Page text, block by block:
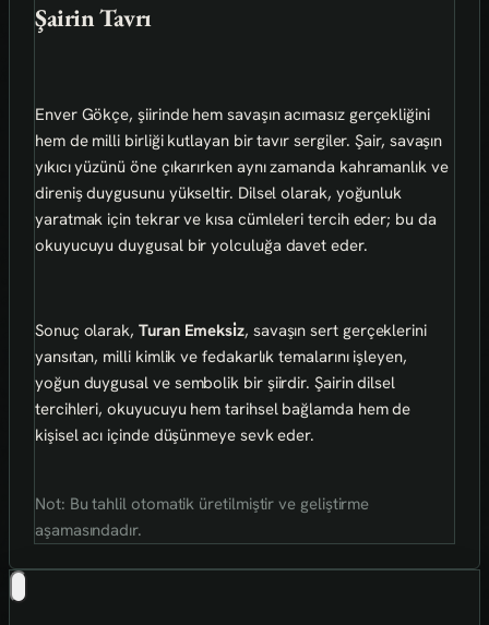
Şairin Tavrı
Enver Gökçe, şiirinde hem savaşın acımasız gerçekliğini
hem de milli birliği kutlayan bir tavır sergiler. Şair, savaşın
yıkıcı yüzünü öne çıkarırken aynı zamanda kahramanlık ve
direniş duygusunu yükseltir. Dilsel olarak, yoğunluk
yaratmak için tekrar ve kısa cümleleri tercih eder; bu da
okuyucuyu duygusal bir yolculuğa davet eder.
Sonuç olarak, Turan Emeksi̇z, savaşın sert gerçeklerini
yansıtan, milli kimlik ve fedakarlık temalarını işleyen,
yoğun duygusal ve sembolik bir şiirdir. Şairin dilsel
tercihleri, okuyucuyu hem tarihsel bağlamda hem de
kişisel acı içinde düşünmeye sevk eder.
Not: Bu tahlil otomatik üretilmiştir ve geliştirme
aşamasındadır.